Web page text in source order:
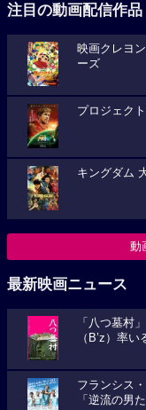
注目の動画配信作品
映画クレヨ
ーズ
プロジェク
キングダム
動
最新映画ニュース
「八つ墓村
（B’z）率
フランシス
「逆流の男た